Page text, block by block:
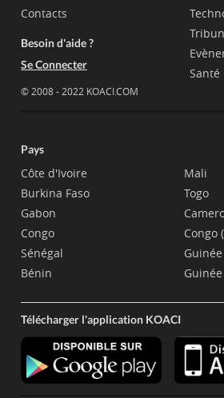
Contacts
Besoin d'aide ?
Se Connecter
© 2008 - 2022 KOACI.COM
Santé
Pays
Côte d'Ivoire
Burkina Faso
Gabon
Congo
Sénégal
Bénin
Mali
Togo
Congo
Guinée
Télécharger l'application KOACI